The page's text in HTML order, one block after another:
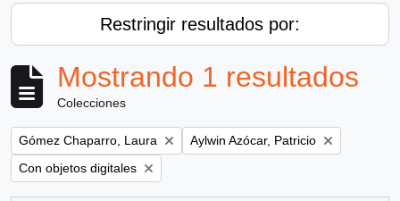
Restringir resultados por:
Mostrando 1 resultados
Colecciones
Remove filter:
Gómez Chaparro, Laura Remove filter:
Aylwin Azócar, Patricio
Remove filter:
Con objetos digitales